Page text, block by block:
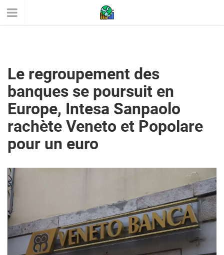
Le regroupement des
banques se poursuit en
Europe, Intesa Sanpaolo
rachète Veneto et Popolare
pour un euro